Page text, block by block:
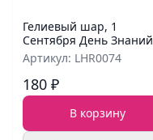
Гелиевый шар, 1
Сентября День Знаний
Артикул: LHR0074
180 ₽
В корзину